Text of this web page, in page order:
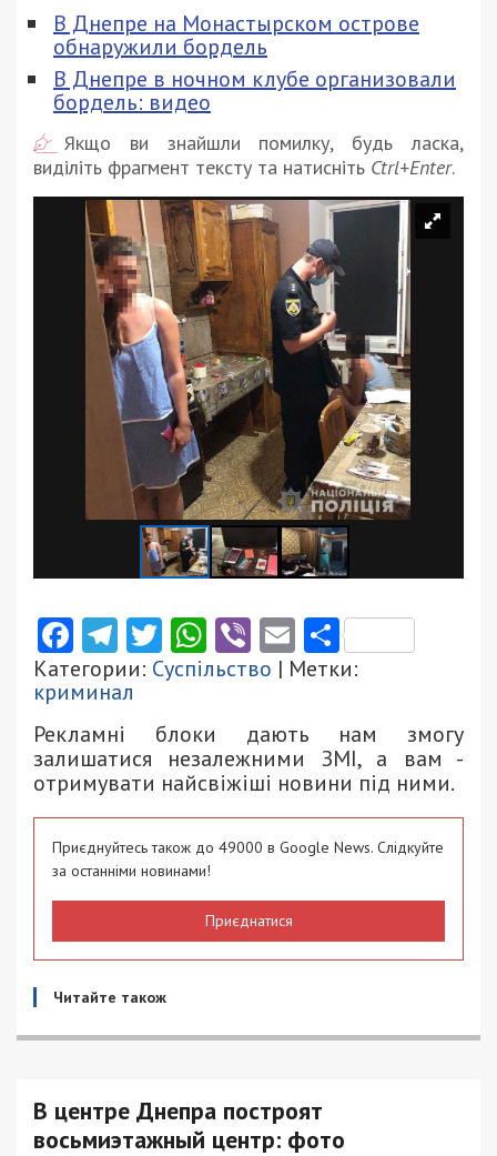
В Днепре на Монастырском острове
обнаружили бордель
В Днепре в ночном клубе организовали
бордель: видео
Якщо ви знайшли помилку, будь ласка,
виділіть фрагмент тексту та натисніть Ctrl+Enter.
Facebook
Telegram
Twitter
WhatsApp
ViberEmail
Категории: Суспільство | Метки:
криминал
Рекламні блоки дають нам змогу
залишатися незалежними ЗМІ, а вам -
отримувати найсвіжіші новини під ними.
Приєднуйтесь також до 49000 в Google News. Слідкуйте
за останніми новинами!
Приєднатися
Читайте також
В центре Днепра построят
восьмиэтажный центр: фото